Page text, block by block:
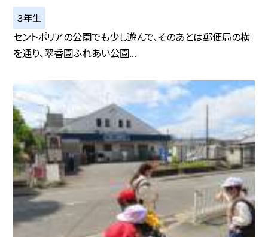
３年生
セントポリアの公園でも少し遊んで、そのあとは郵便局の横
を通り、翠香園ふれあい公園...